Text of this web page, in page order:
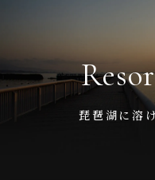
琵琶湖に溶